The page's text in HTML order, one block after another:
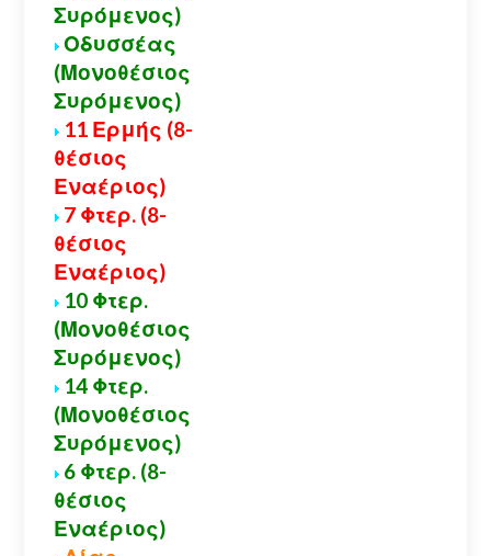
Συρόμενος)
Οδυσσέας
(Μονοθέσιος
Συρόμενος)
11 Ερμής (8-
θέσιος
Εναέριος)
7 Φτερ. (8-
θέσιος
Εναέριος)
10 Φτερ.
(Μονοθέσιος
Συρόμενος)
14 Φτερ.
(Μονοθέσιος
Συρόμενος)
6 Φτερ. (8-
θέσιος
Εναέριος)